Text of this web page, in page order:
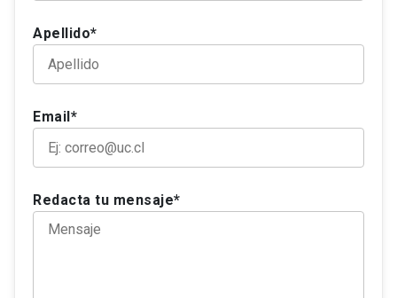
Apellido*
Email*
Redacta tu mensaje*